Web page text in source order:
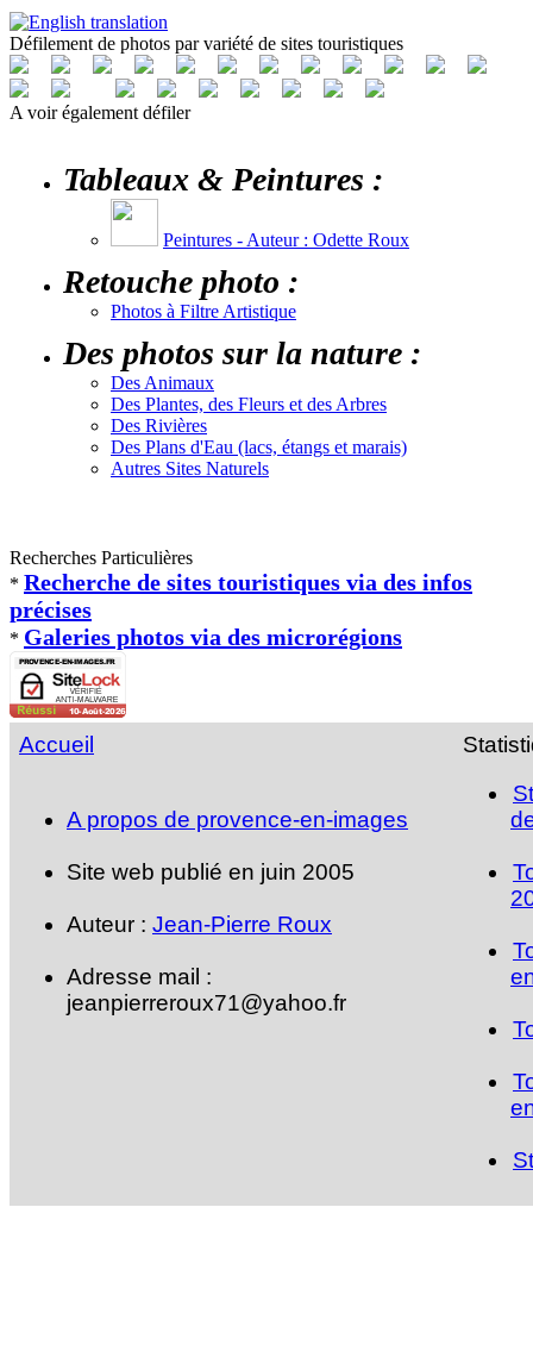
Défilement de photos par variété de sites touristiques
A voir également défiler
Tableaux & Peintures :
Peintures - Auteur : Odette Roux
Retouche photo :
Photos à Filtre Artistique
Des photos sur la nature :
Des Animaux
Des Plantes, des Fleurs et des Arbres
Des Rivières
Des Plans d'Eau (lacs, étangs et marais)
Autres Sites Naturels
Recherches Particulières
* Recherche de sites touristiques via des infos
précises
* Galeries photos via des microrégions
Accueil
A propos de provence-en-images
Site web publié en juin 2005
Auteur : Jean-Pierre Roux
Adresse mail :
jeanpierreroux71@yahoo.fr